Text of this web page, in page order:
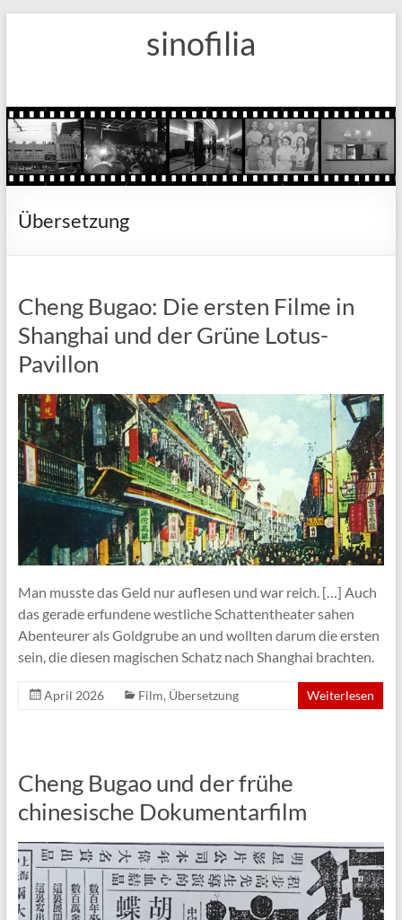
sinofilia
Übersetzung
Cheng Bugao: Die ersten Filme in
Shanghai und der Grüne Lotus-
Pavillon
Man musste das Geld nur auflesen und war reich. […] Auch
das gerade erfundene westliche Schattentheater sahen
Abenteurer als Goldgrube an und wollten darum die ersten
sein, die diesen magischen Schatz nach Shanghai brachten.
April 2026 Film, Übersetzung Weiterlesen
Cheng Bugao und der frühe
chinesische Dokumentarfilm